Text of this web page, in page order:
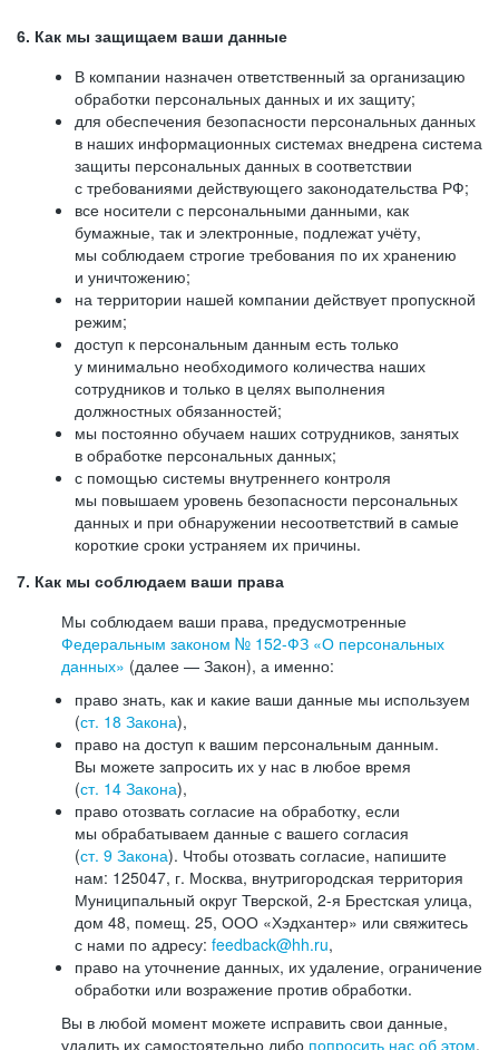
6. Как мы защищаем ваши данные
В компании назначен ответственный за организацию
обработки персональных данных и их защиту;
для обеспечения безопасности персональных данных
в наших информационных системах внедрена система
защиты персональных данных в соответствии
с требованиями действующего законодательства РФ;
все носители с персональными данными, как
бумажные, так и электронные, подлежат учёту,
мы соблюдаем строгие требования по их хранению
и уничтожению;
на территории нашей компании действует пропускной
режим;
доступ к персональным данным есть только
у минимально необходимого количества наших
сотрудников и только в целях выполнения
должностных обязанностей;
мы постоянно обучаем наших сотрудников, занятых
в обработке персональных данных;
с помощью системы внутреннего контроля
мы повышаем уровень безопасности персональных
данных и при обнаружении несоответствий в самые
короткие сроки устраняем их причины.
7. Как мы соблюдаем ваши права
Мы соблюдаем ваши права, предусмотренные
Федеральным законом № 152-ФЗ «О персональных
данных» (далее — Закон), а именно:
право знать, как и какие ваши данные мы используем
(ст. 18 Закона),
право на доступ к вашим персональным данным.
Вы можете запросить их у нас в любое время
(ст. 14 Закона),
право отозвать согласие на обработку, если
мы обрабатываем данные с вашего согласия
(ст. 9 Закона). Чтобы отозвать согласие, напишите
нам: 125047, г. Москва, внутригородская территория
Муниципальный округ Тверской, 2-я Брестская улица,
дом 48, помещ. 25, ООО «Хэдхантер» или свяжитесь
с нами по адресу: feedback@hh.ru,
право на уточнение данных, их удаление, ограничение
обработки или возражение против обработки.
Вы в любой момент можете исправить свои данные,
удалить их самостоятельно либо попросить нас об этом.